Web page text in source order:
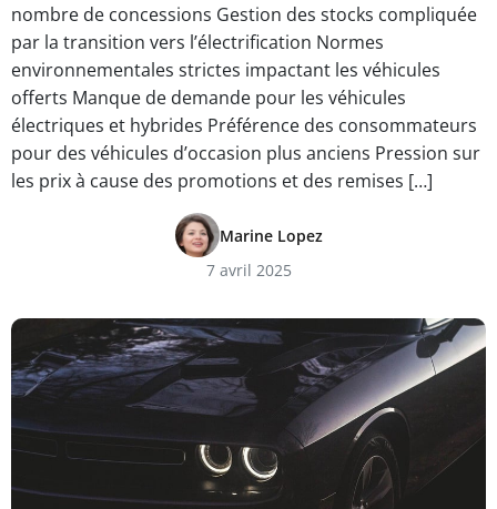
nombre de concessions Gestion des stocks compliquée
par la transition vers l’électrification Normes
environnementales strictes impactant les véhicules
offerts Manque de demande pour les véhicules
électriques et hybrides Préférence des consommateurs
pour des véhicules d’occasion plus anciens Pression sur
les prix à cause des promotions et des remises […]
Marine Lopez
7 avril 2025